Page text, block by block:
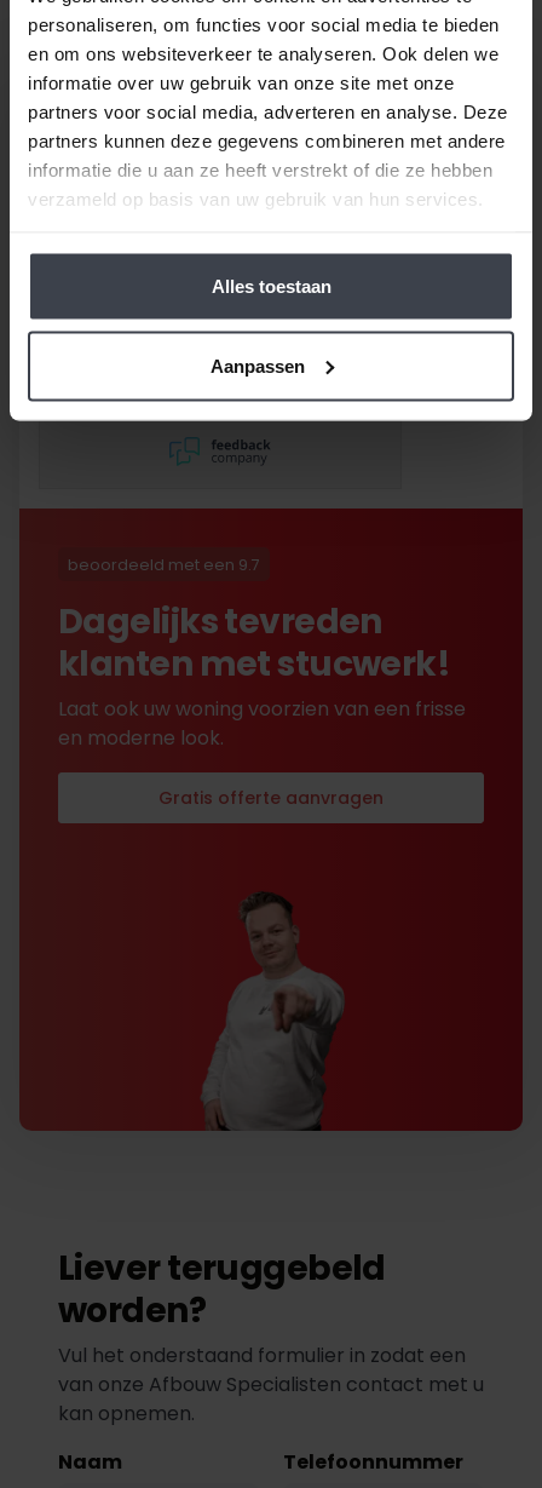
personaliseren, om functies voor social media te bieden
en om ons websiteverkeer te analyseren. Ook delen we
informatie over uw gebruik van onze site met onze
partners voor social media, adverteren en analyse. Deze
partners kunnen deze gegevens combineren met andere
informatie die u aan ze heeft verstrekt of die ze hebben
verzameld op basis van uw gebruik van hun services.
Alles toestaan
Aanpassen
Goed bedrijf waar
nageleefd. Paar dingetjes
mis maar zelf opgelost en
korting gekregen. Duurde
lang eer ik de sleutel
met excuses , maar na
is alles toch na
beoordeeld met een 9.7
Dagelijks tevreden
klanten met stucwerk!
Laat ook uw woning voorzien van een frisse
en moderne look.
Gratis offerte aanvragen
Liever teruggebeld
worden?
Vul het onderstaand formulier in zodat een
van onze Afbouw Specialisten contact met u
kan opnemen.
Naam
Telefoonnummer